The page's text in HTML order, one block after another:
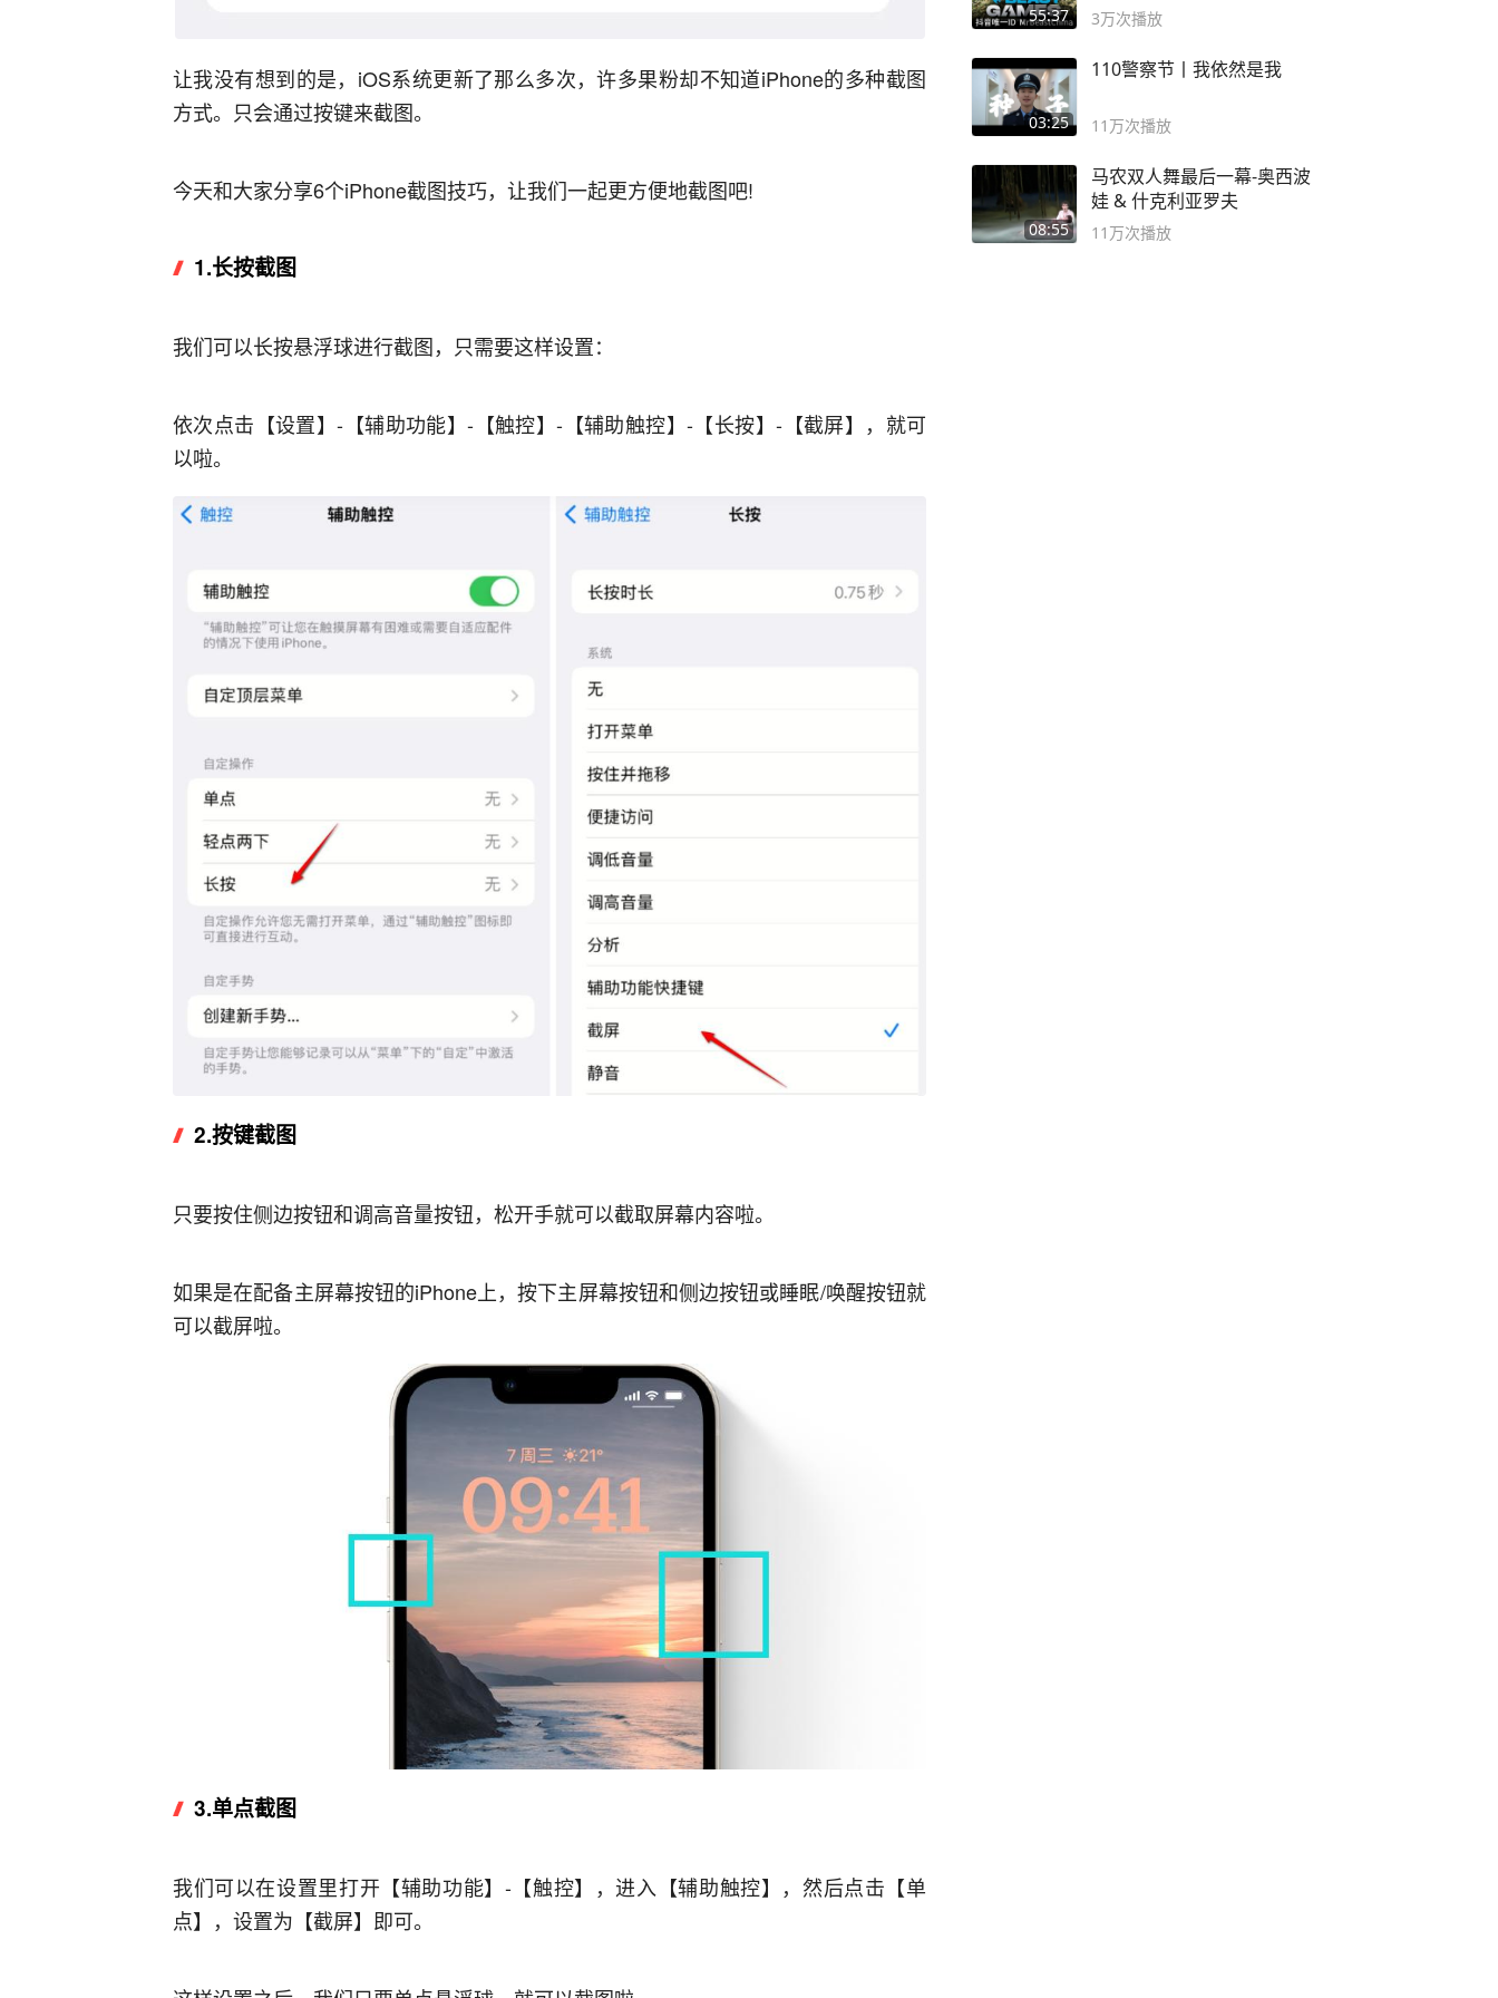
让我没有想到的是，iOS系统更新了那么多次，许多果粉却不知道iPhone的多种截图
方式。只会通过按键来截图。
今天和大家分享6个iPhone截图技巧，让我们一起更方便地截图吧!
1.长按截图
我们可以长按悬浮球进行截图，只需要这样设置：
依次点击【设置】-【辅助功能】-【触控】-【辅助触控】-【长按】-【截屏】，就可
以啦。
2.按键截图
只要按住侧边按钮和调高音量按钮，松开手就可以截取屏幕内容啦。
如果是在配备主屏幕按钮的iPhone上，按下主屏幕按钮和侧边按钮或睡眠/唤醒按钮就
可以截屏啦。
3.单点截图
我们可以在设置里打开【辅助功能】-【触控】，进入【辅助触控】，然后点击【单
点】，设置为【截屏】即可。
55:37 #MrBeastChina
3万次播放
03:25
110警察节丨我依然是我
11万次播放
08:55
马农双人舞最后一幕-奥西波
娃 & 什克利亚罗夫
11万次播放